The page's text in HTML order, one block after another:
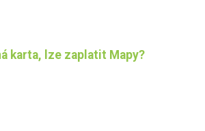
karta, lze zaplatit Mapy?